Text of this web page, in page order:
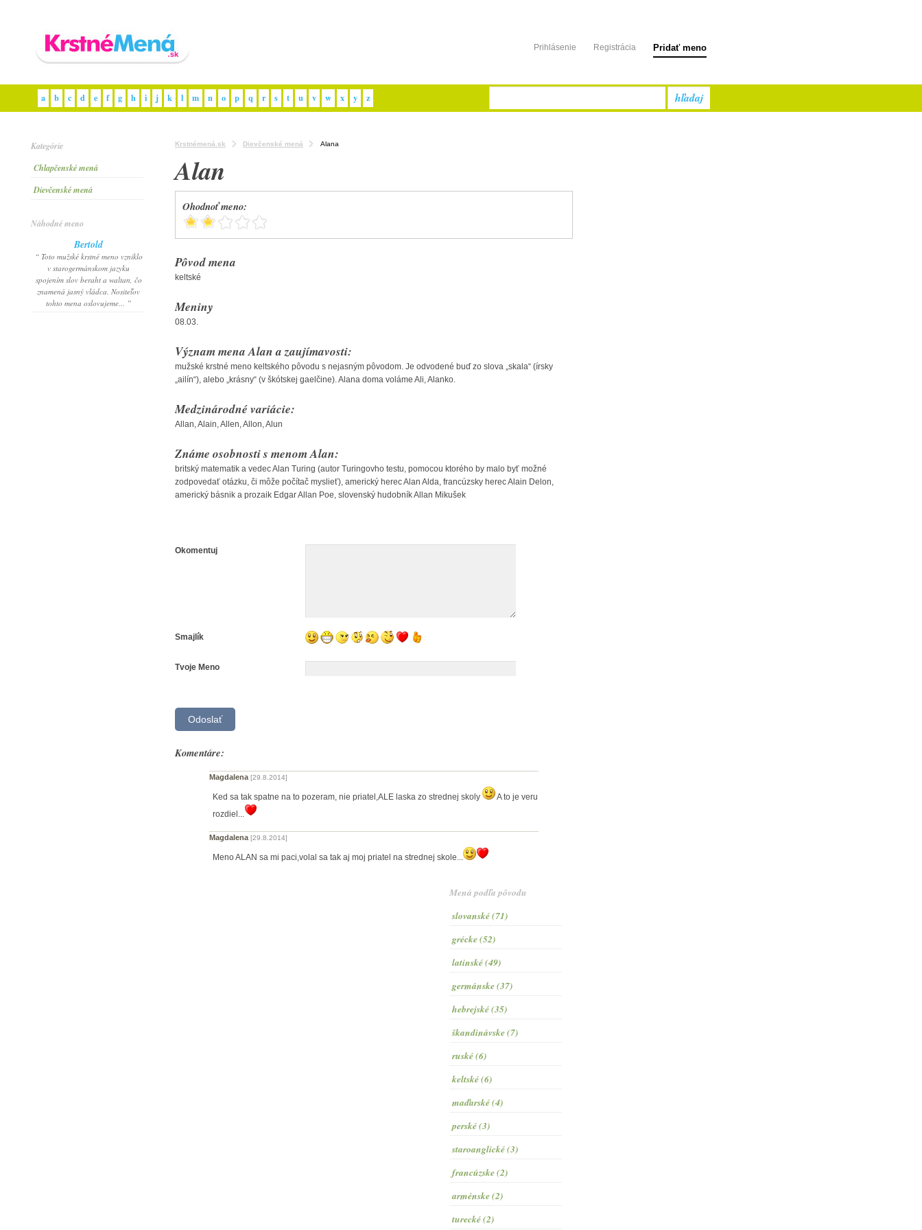
Prihlásenie Registrácia Pridať meno
a b c d e f g h i j k l m n o p q r s t u v w x y z hľadaj
Kategórie
Chlapčenské mená
Dievčenské mená
Náhodné meno
Bertold
“ Toto mužské krstné meno vzniklo
v starogermánskom jazyku
spojením slov beraht a waltan, čo
znamená jasný vládca. Nositeľov
tohto mena oslovujeme... ”
Krstnémená.sk Dievčenské mená Alana
Alan
Ohodnoť meno:
Pôvod mena
keltské
Meniny
08.03.
Význam mena Alan a zaujímavosti:
mužské krstné meno keltského pôvodu s nejasným pôvodom. Je odvodené buď zo slova „skala“ (írsky
„ailín“), alebo „krásny“ (v škótskej gaelčine). Alana doma voláme Ali, Alanko.
Medzinárodné variácie:
Allan, Alain, Allen, Allon, Alun
Známe osobnosti s menom Alan:
britský matematik a vedec Alan Turing (autor Turingovho testu, pomocou ktorého by malo byť možné
zodpovedať otázku, či môže počítač myslieť), americký herec Alan Alda, francúzsky herec Alain Delon,
americký básnik a prozaik Edgar Allan Poe, slovenský hudobník Allan Mikušek
Okomentuj
Smajlík
Tvoje Meno
Komentáre:
Magdalena [29.8.2014]
Ked sa tak spatne na to pozeram, nie priatel,ALE laska zo strednej skoly
A to je veru
rozdiel...
Magdalena [29.8.2014]
Meno ALAN sa mi paci,volal sa tak aj moj priatel na strednej skole...
Mená podľa pôvodu
slovanské (71)
grécke (52)
latinské (49)
germánske (37)
hebrejské (35)
škandinávske (7)
ruské (6)
keltské (6)
maďarské (4)
perské (3)
staroanglické (3)
francúzske (2)
arménske (2)
turecké (2)